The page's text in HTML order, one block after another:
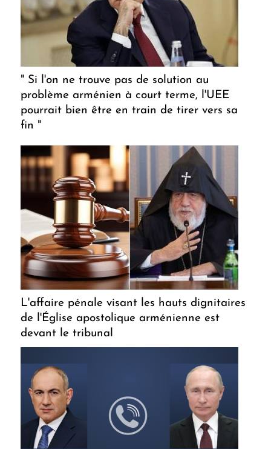
" Si l'on ne trouve pas de solution au
problème arménien à court terme, l'UEE
pourrait bien être en train de tirer vers sa
fin "
L'affaire pénale visant les hauts dignitaires
de l'Église apostolique arménienne est
devant le tribunal